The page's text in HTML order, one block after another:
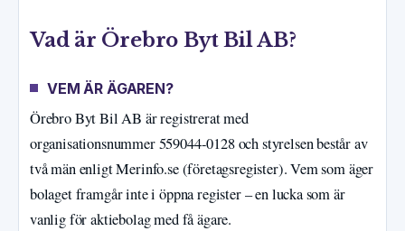
Vad är Örebro Byt Bil AB?
VEM ÄR ÄGAREN?
Örebro Byt Bil AB är registrerat med
organisationsnummer 559044-0128 och styrelsen består av
två män enligt Merinfo.se (företagsregister). Vem som äger
bolaget framgår inte i öppna register – en lucka som är
vanlig för aktiebolag med få ägare.